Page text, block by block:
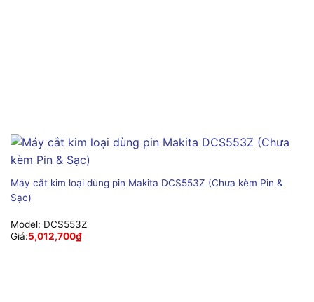
Máy cắt kim loại dùng pin Makita DCS553Z (Chưa kèm Pin &
Sạc)
Model: DCS553Z
Giá:5,012,700₫